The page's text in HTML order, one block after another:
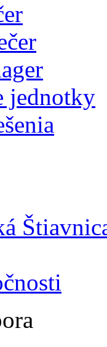
jednotky